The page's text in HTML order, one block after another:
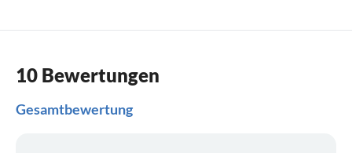
10 Bewertungen
Gesamtbewertung